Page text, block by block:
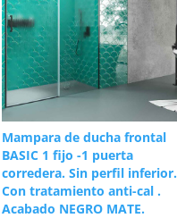
Mampara de ducha frontal
BASIC 1 fijo -1 puerta
corredera. Sin perfil inferior.
Con tratamiento anti-cal .
Acabado NEGRO MATE.